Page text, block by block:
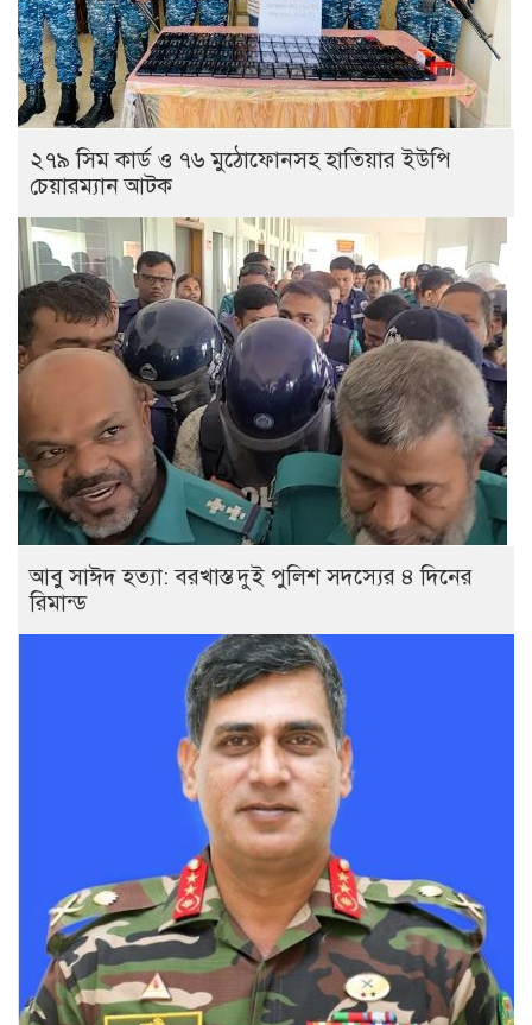
২৭৯ সিম কার্ড ও ৭৬ মুঠোফোনসহ হাতিয়ার ইউপি
চেয়ারম্যান আটক
আবু সাঈদ হত্যা: বরখাস্ত দুই পুলিশ সদস্যের ৪ দিনের
রিমান্ড